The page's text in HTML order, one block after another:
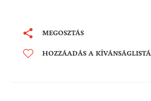
MEGOSZTÁS
HOZZÁADÁS A